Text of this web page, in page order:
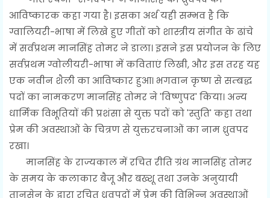
आविष्कारक कहा गया है। इसका अर्थ यही सम्भव है कि
ग्वालियरी-भाषा में लिखे हुए गीतों को शास्त्रीय संगीत के ढांचे
में सर्वप्रथम मानसिंह तोमर ने डाला। इसने इस प्रयोजन के लिए
सर्वप्रथम ग्वोलीयरी-भाषा में कविताएं लिखी, और इस तरह यह
एक नवीन शैली का आविष्कार हुआ। भगवान कृष्ण से सम्बद्ध
पदों का नामकरण मानसिंह तोमर ने 'विष्णुपद' किया। अन्य
धार्मिक विभूतियों की प्रशंसा से युक्त पदों को 'स्तुति' कहा तथा
प्रेम की अवस्थाओं के चित्रण से युक्तरचनाओं का नाम ध्रुवपद
रखा।
मानसिंह के राज्यकाल में रचित रीति ग्रंथ मानसिंह तोमर
के समय के कलाकार बैजू और बख्शू तथा उनके अनुयायी
तानसेन के द्वारा रचित ध्रुवपदों में प्रेम की विभिन्न अवस्थाओं